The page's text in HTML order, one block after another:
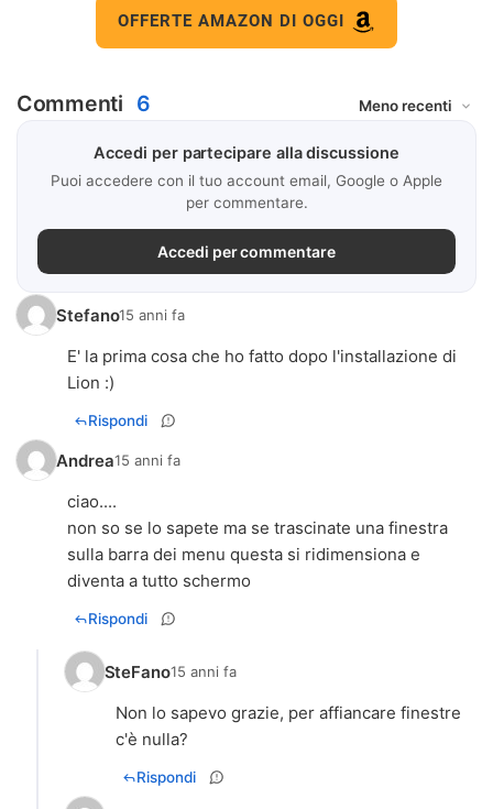
OFFERTE AMAZON DI OGGI
Commenti 6
Accedi per partecipare alla discussione
Puoi accedere con il tuo account email, Google o Apple
per commentare.
Accedi per commentare
Stefano15 anni fa
E' la prima cosa che ho fatto dopo l'installazione di
Lion :)
Rispondi
Andrea15 anni fa
ciao....
non so se lo sapete ma se trascinate una finestra
sulla barra dei menu questa si ridimensiona e
diventa a tutto schermo
Rispondi
SteFano15 anni fa
Non lo sapevo grazie, per affiancare finestre
c'è nulla?
Rispondi